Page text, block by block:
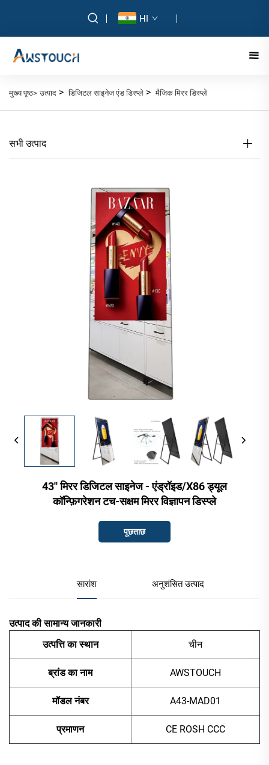
HI
मुख्य पृष्ठ> उत्पाद >डिजिटल साइनेज एंड डिस्प्ले >मैजिक मिरर डिस्प्ले
सभी उत्पाद
43'' मिरर डिजिटल साइनेज - एंड्रॉइड/X86 ड्यूल
कॉन्फ़िगरेशन टच-सक्षम मिरर विज्ञापन डिस्प्ले
पूछताछ
सारांश अनुशंसित उत्पाद
उत्पाद की सामान्य जानकारी
उत्पत्ति का स्थान
चीन
ब्रांड का नाम AWSTOUCH
मॉडल नंबर A43-MAD01
प्रमाणन CE ROSH CCC